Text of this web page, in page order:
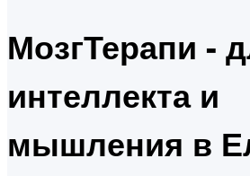
МозгТерапи -
интеллекта и
мышления в